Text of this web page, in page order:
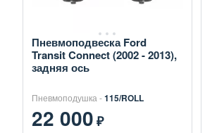
Пневмоподвеска Ford
Transit Connect (2002 - 2013),
задняя ось
Пневмоподушка -115/ROLL
22 000₽